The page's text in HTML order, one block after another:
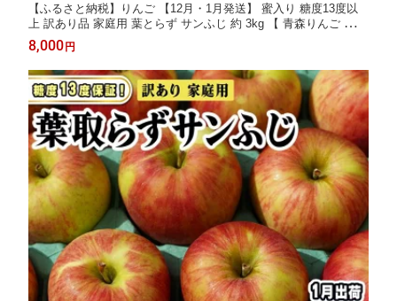
【ふるさと納税】りんご 【12月・1月発送】 蜜入り 糖度13度以
上 訳あり品 家庭用 葉とらず サンふじ 約 3kg 【 青森りんご 】
果物 フルーツ 産地直送 糖度測定 褐変 チェック 贈り物 年末 挨
拶 お届け：2026年12月1日頃～2026年12月25日、2027年1月5日
頃～2027年1月15日
8,000円